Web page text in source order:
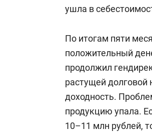
ушла в
По итогам пяти
положительный
продолжил
растущей
доходность.
продукцию упала.
10–11 млн рублей,